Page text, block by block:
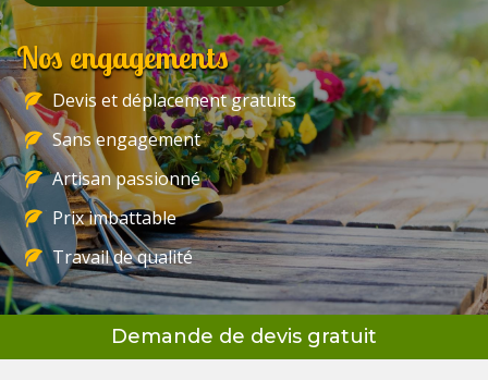
Nos engagements
Devis et déplacement gratuits
Sans engagement
Artisan passionné
Prix imbattable
Travail de qualité
Demande de devis gratuit